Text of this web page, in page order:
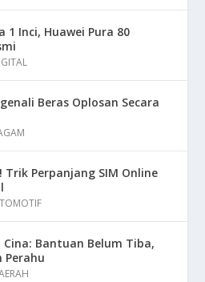
1 Inci, Huawei Pura 80
Beras Oplosan Secara
Trik Perpanjang SIM Online
Bantuan Belum Tiba,
Perahu